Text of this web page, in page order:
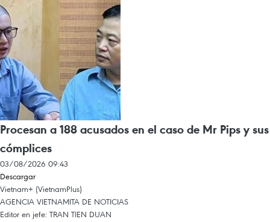
Procesan a 188 acusados en el caso de Mr Pips y sus
cómplices
03/08/2026 09:43
Descargar
Vietnam+ (VietnamPlus)
AGENCIA VIETNAMITA DE NOTICIAS
Editor en jefe: TRAN TIEN DUAN